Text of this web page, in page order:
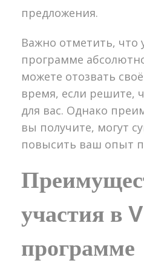
предложения.
Важно отметить, что
программе
можете отозвать
время, если решите,
для вас. Однако
вы получите, могут
повысить ваш опыт
участия в
программе